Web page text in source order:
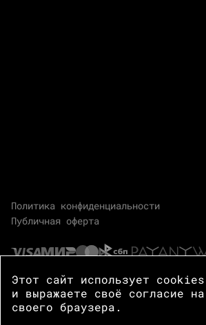
Политика конфиденциальности
Публичная оферта
© 2026 Центр Зотов · Все права защищены
Этот сайт использует
и выражаете своё согласие
своего браузера.